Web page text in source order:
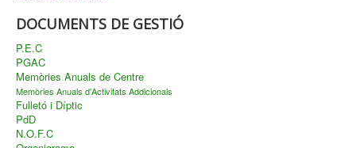
DOCUMENTS DE GESTIÓ
P.E.C
PGAC
Memòries Anuals de Centre
Memòries Anuals d'Activitats Addicionals
Fulletó i Díptic
PdD
N.O.F.C